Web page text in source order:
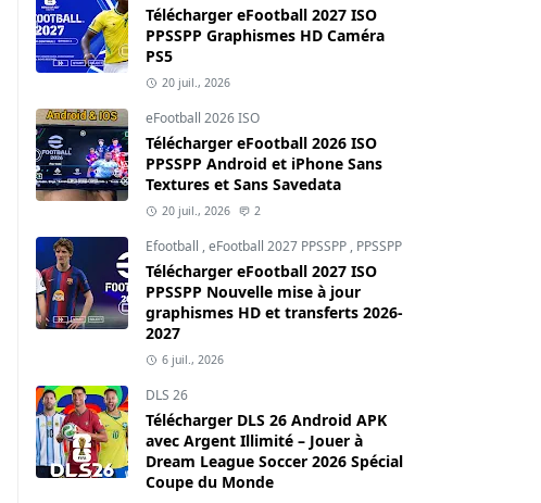
Télécharger eFootball 2027 ISO
PPSSPP Graphismes HD Caméra
PS5
20 juil., 2026
eFootball 2026 ISO
Télécharger eFootball 2026 ISO
PPSSPP Android et iPhone Sans
Textures et Sans Savedata
20 juil., 2026 2
Efootball ,eFootball 2027 PPSSPP , PPSSPP
Télécharger eFootball 2027 ISO
PPSSPP Nouvelle mise à jour
graphismes HD et transferts 2026-
2027
6 juil., 2026
DLS 26
Télécharger DLS 26 Android APK
avec Argent Illimité – Jouer à
Dream League Soccer 2026 Spécial
Coupe du Monde